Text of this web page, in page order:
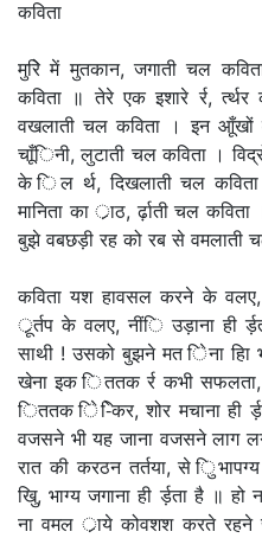
कविता
मुरिे में मुतकान, जगाती चल
कविता ॥ तेरे एक इशारे र्र,
वखलाती चल कविता । इन
चाूँिनी, लुटाती चल कविता ।
के िल र्थ, दिखलाती चल
मानिता का र्ाठ, र्ढ़ाती चल
बुझे वबछड़ी रह को रब से वमलाती
कविता यश हावसल करने के वलए,
र्ूर्तप के वलए, नींि उड़ाना ही
साथी ! उसको बुझने मत िेना हिा
खेना इक िततक र्र कभी सफलता,
िततक िे-िेकर, शोर मचाना ही
वजसने भी यह जाना वजसने लाग
रात की करठन तर्तया, से
खुि, भाग्य जगाना ही र्ड़ता है ॥
ना वमल र्ाये कोवशश करते रहने